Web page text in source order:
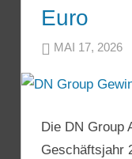
Euro
MAI 17, 2026
Die DN Group
Geschäftsjahr